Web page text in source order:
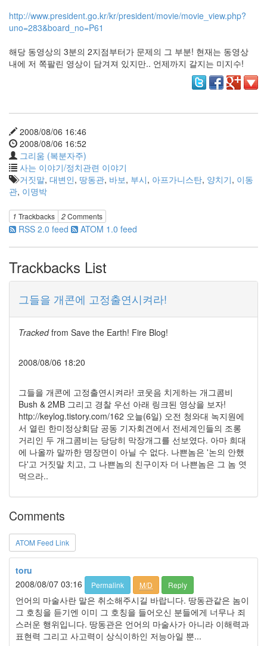
http://www.president.go.kr/kr/president/movie/movie_view.php?
uno=283&board_no=P61
해당 동영상의 3분의 2지점부터가 문제의 그 부분! 현재는 동영상
내에 저 쪽팔린 영상이 담겨져 있지만.. 언제까지 갈지는 미지수!
2008/08/06 16:46
2008/08/06 16:52
그리움 (복분자주)
사는 이야기/정치관련 이야기
거짓말, 대변인, 땅동관, 바보, 부시, 아프가니스탄, 양치기, 이동
관, 이명박
1 Trackbacks 2Comments
RSS 2.0 feed ATOM 1.0 feed
Trackbacks List
그들을 개콘에 고정출연시켜라!
Trackedfrom Save the Earth! Fire Blog!
2008/08/06 18:20
그들을 개콘에 고정출연시켜라! 코웃음 치게하는 개그콤비
Bush & 2MB 그리고 경찰 우선 아래 링크된 영상을 보자!
http://keylog.tistory.com/162 오늘(6일) 오전 청와대 녹지원에
서 열린 한미정상회담 공동 기자회견에서 전세계인들의 조롱
거리인 두 개그콤비는 당당히 막장개그를 선보였다. 아마 희대
에 나올까 말까한 명장면이 아닐 수 없다. 나쁜놈은 '논의 안했
다'고 거짓말 치고, 그 나쁜놈의 친구이자 더 나쁜놈은 그 놈 엿
먹으라..
Comments
ATOM Feed Link
toru
2008/08/07 03:16
Permalink M/D Reply
언어의 마술사란 말은 취소해주시길 바랍니다. 땅동관같은 놈이
그 호칭을 듣기엔 이미 그 호칭을 들어오신 분들에게 너무나 죄
스러운 행위입니다. 땅동관은 언어의 마술사가 아니라 이해력과
표현력 그리고 사고력이 상식이하인 저능아일 뿐...
국
Notices
블
By
그
리
움
(복
분
주)
Find!
Categories
1338
AI
프
출
판
비
My-
Program
KScreenPen
KPOST-
IT
4
색
돌
이
4
K-
Capture
0
블